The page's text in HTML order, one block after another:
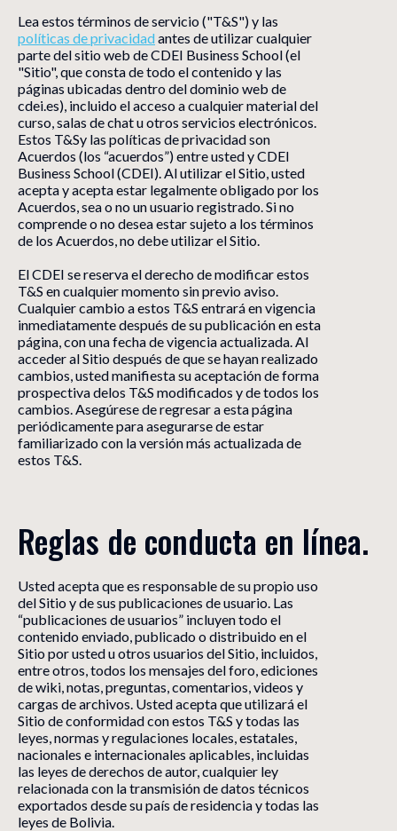
Lea estos términos de servicio ("T&S") y las
políticas de privacidadantes de utilizar cualquier
parte del sitio web de CDEI Business School (el
"Sitio", que consta de todo el contenido y las
páginas ubicadas dentro del dominio web de
cdei.es), incluido el acceso a cualquier material del
curso, salas de chat u otros servicios electrónicos.
Estos T&Sy las políticas de privacidad son
Acuerdos (los “acuerdos”) entre usted y CDEI
Business School (CDEI). Al utilizar el Sitio, usted
acepta y acepta estar legalmente obligado por los
Acuerdos, sea o no un usuario registrado. Si no
comprende o no desea estar sujeto a los términos
de los Acuerdos, no debe utilizar el Sitio.
El CDEI se reserva el derecho de modificar estos
T&S en cualquier momento sin previo aviso.
Cualquier cambio a estos T&S entrará en vigencia
inmediatamente después de su publicación en esta
página, con una fecha de vigencia actualizada. Al
acceder al Sitio después de que se hayan realizado
cambios, usted manifiesta su aceptación de forma
prospectiva delos T&S modificados y de todos los
cambios. Asegúrese de regresar a esta página
periódicamente para asegurarse de estar
familiarizado con la versión más actualizada de
estos T&S.
Reglas de conducta en línea.
Usted acepta que es responsable de su propio uso
del Sitio y de sus publicaciones de usuario. Las
“publicaciones de usuarios” incluyen todo el
contenido enviado, publicado o distribuido en el
Sitio por usted u otros usuarios del Sitio, incluidos,
entre otros, todos los mensajes del foro, ediciones
de wiki, notas, preguntas, comentarios, videos y
cargas de archivos. Usted acepta que utilizará el
Sitio de conformidad con estos T&S y todas las
leyes, normas y regulaciones locales, estatales,
nacionales e internacionales aplicables, incluidas
las leyes de derechos de autor, cualquier ley
relacionada con la transmisión de datos técnicos
exportados desde su país de residencia y todas las
leyes de Bolivia.